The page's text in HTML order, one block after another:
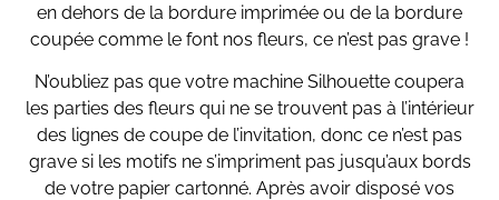
en dehors de la bordure imprimée ou de la bordure
coupée comme le font nos fleurs, ce n’est pas grave !
N’oubliez pas que votre machine Silhouette coupera
les parties des fleurs qui ne se trouvent pas à l’intérieur
des lignes de coupe de l’invitation, donc ce n’est pas
grave si les motifs ne s’impriment pas jusqu’aux bords
de votre papier cartonné. Après avoir disposé vos